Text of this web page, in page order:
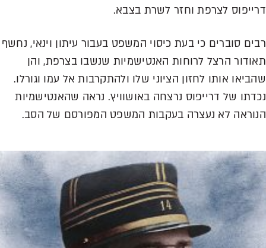
לצרפת וחזר לשרת בצבא.
סוברים כי בעת כיסוי המשפט בעבור עיתון וינאי, נחשף
הרצל לרוחות האנטישמיות שנשבו בצרפת, והן
אותו לחזון הציוני שלו ולהתקרבות אל עמו וגורלו.
של דרייפוס נרצחה באושוויץ. נראה שהאנטישמיות
לא נעצרה בעקבות המשפט המפורסם של הסב.